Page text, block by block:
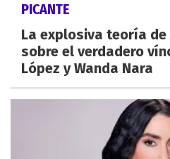
PICANTE
La explosiva teoría
sobre el verdadero
López y Wanda Nara